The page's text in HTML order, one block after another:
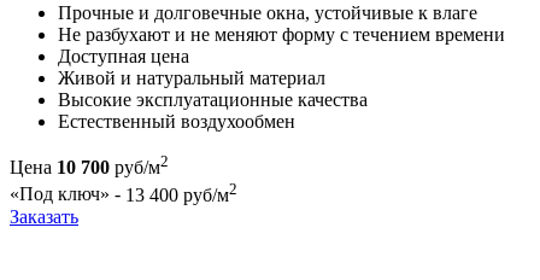
Прочные и долговечные окна, устойчивые к влаге
Не разбухают и не меняют форму с течением времени
Доступная цена
Живой и натуральный материал
Высокие эксплуатационные качества
Естественный воздухообмен
Цена 10 700 руб/м2
«Под ключ» - 13 400 руб/м2
Заказать